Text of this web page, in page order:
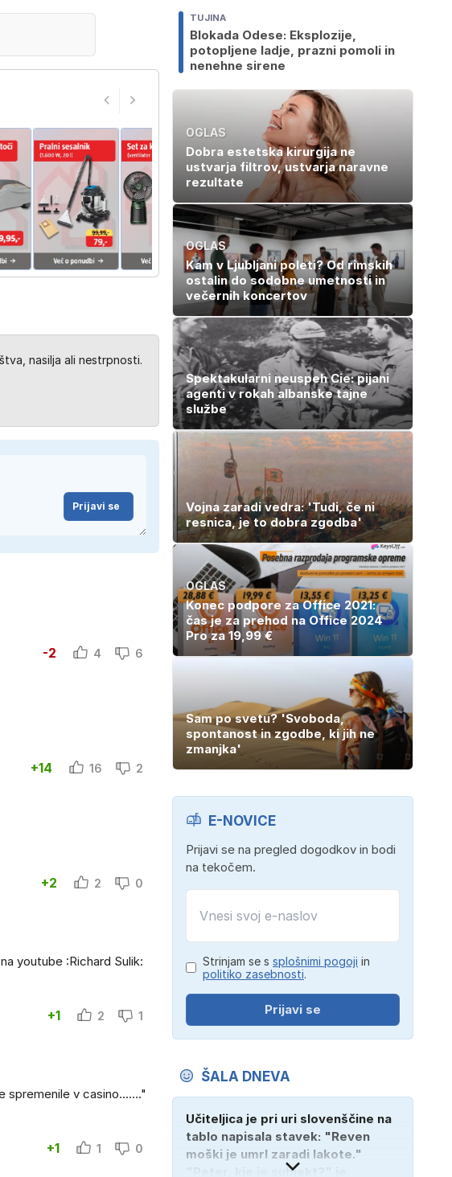
nasilja ali nestrpnosti.
Prijavi se
-2 4 6
+14 16 2
+2 2 0
youtube :Richard Sulik:
+1 2 1
spremenile v casino......."
+1 1 0
TUJINA
Blokada Odese: Eksplozije,
potopljene ladje, prazni pomoli in
nenehne sirene
OGLAS
Dobra estetska kirurgija ne
ustvarja filtrov, ustvarja naravne
rezultate
OGLAS
Kam v Ljubljani poleti? Od rimskih
ostalin do sodobne umetnosti in
večernih koncertov
Spektakularni neuspeh Cie: pijani
agenti v rokah albanske tajne
službe
Vojna zaradi vedra: 'Tudi, če ni
resnica, je to dobra zgodba'
OGLAS
Konec podpore za Office 2021:
čas je za prehod na Office 2024
Pro za 19,99 €
Sam po svetu? 'Svoboda,
spontanost in zgodbe, ki jih ne
zmanjka'
E-NOVICE
Prijavi se na pregled dogodkov in bodi
na tekočem.
Strinjam se s splošnimi pogoji in
politiko zasebnosti.
Prijavi se
ŠALA DNEVA
Učiteljica je pri uri slovenščine na
tablo napisala stavek: "Reven
moški je umrl zaradi lakote."
"Peter, kje je subjekt?" je